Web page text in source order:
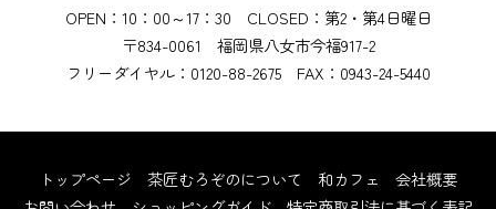
OPEN：10：00～17：30 CLOSED：第2・第4日曜日
〒834-0061 福岡県八女市今福917-2
フリーダイヤル：0120-88-2675 FAX：0943-24-5440
トップページ 茶匠むろぞのについて 和カフェ
会社概要